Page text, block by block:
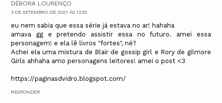
DÉBORA LOURENÇO
3 DE SETEMBRO DE 2021 ÀS 13:32
eu nem sabia que essa série já estava no ar! hahaha
amava gg e pretendo assistir essa no futuro. amei essa
personagem! e ela lê livros "fortes", né?
Achei ela uma mistura de Blair de gossip girl e Rory de gilmore
Girls ahhaha amo personagens leitores! amei o post <3
https://paginasdvidro.blogspot.com/
RESPONDER